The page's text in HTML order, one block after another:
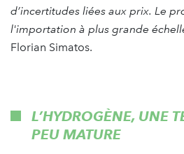
d’incertitudes liées aux prix. Le
l'importation à plus grande
Florian Simatos.
L’HYDROGÈNE, UNE
PEU MATURE